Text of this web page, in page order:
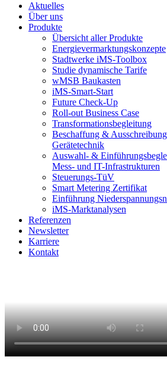
Aktuelles
Über uns
Produkte
Übersicht aller Produkte
Energievermarktungskonzepte
Stadtwerke iMS-Toolbox
Studie dynamische Tarife
wMSB Baukasten
iMS-Smart-Start
Future Check-Up
Roll-out Business Case
Transformationsbegleitung
Beschaffung &
Gerätetechnik
Auswahl- &
Mess- und IT-Infrastrukturen
Steuerungs-TüV
Smart Metering Zertifikat
Einführung
iMS-Marktanalysen
Referenzen
Newsletter
Karriere
Kontakt